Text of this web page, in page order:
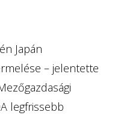
Japán
– jelentette
legfrissebb